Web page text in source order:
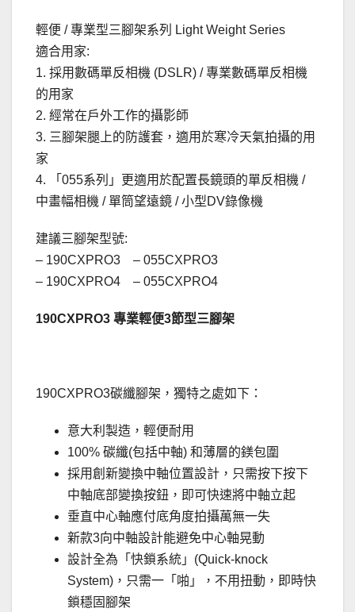
輕便 / 專業型三腳架系列 Light Weight Series
適合用家:
1. 採用數碼單反相機 (DSLR) / 專業數碼單反相機
的用家
2. 經常在戶外工作的攝影師
3. 三腳架腿上的防護套，適用於寒冷天氣拍攝的用
家
4. 「055系列」更適用於配置長鏡頭的單反相機 /
中畫幅相機 / 單筒望遠鏡 / 小型DV錄像機
建議三腳架型號:
– 190CXPRO3 – 055CXPRO3
– 190CXPRO4 – 055CXPRO4
190CXPRO3 專業輕便3節型三腳架
190CXPRO3碳纖腳架，獨特之處如下：
意大利製造，輕便耐用
100% 碳纖(包括中軸) 和薄層的鎂包圍
採用創新變換中軸位置設計，只需按下按下
中軸底部變換按鈕，即可快速將中軸立起
垂直中心軸應付底角度拍攝萬無一失
新款3向中軸設計能避免中心軸晃動
設計全為「快鎖系統」(Quick-knock
System)，只需一「啪」，不用扭動，即時快
鎖穩固腳架